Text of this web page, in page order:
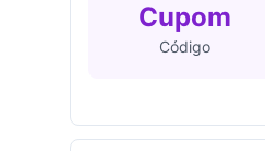
Cupom
Código